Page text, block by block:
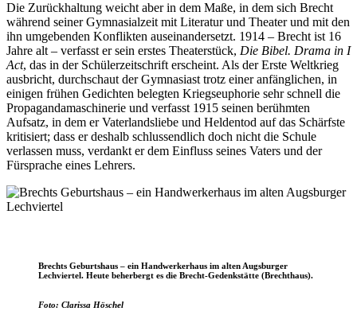
Die Zurückhaltung weicht aber in dem Maße, in dem sich Brecht
während seiner Gymnasialzeit mit Literatur und Theater und mit den
ihn umgebenden Konflikten auseinandersetzt. 1914 – Brecht ist 16
Jahre alt – verfasst er sein erstes Theaterstück, Die Bibel. Drama in I
Act, das in der Schülerzeitschrift erscheint. Als der Erste Weltkrieg
ausbricht, durchschaut der Gymnasiast trotz einer anfänglichen, in
einigen frühen Gedichten belegten Kriegseuphorie sehr schnell die
Propagandamaschinerie und verfasst 1915 seinen berühmten
Aufsatz, in dem er Vaterlandsliebe und Heldentod auf das Schärfste
kritisiert; dass er deshalb schlussendlich doch nicht die Schule
verlassen muss, verdankt er dem Einfluss seines Vaters und der
Fürsprache eines Lehrers.
Brechts Geburtshaus – ein Handwerkerhaus im alten Augsburger
Lechviertel. Heute beherbergt es die Brecht-Gedenkstätte (Brechthaus).
Foto: Clarissa Höschel